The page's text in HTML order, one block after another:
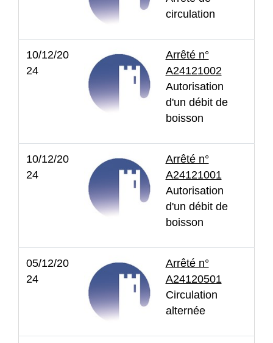
circulation
10/12/20
24
Arrêté n°
A24121002
Autorisation
d'un débit de
boisson
10/12/20
24
Arrêté n°
A24121001
Autorisation
d'un débit de
boisson
05/12/20
24
Arrêté n°
A24120501
Circulation
alternée